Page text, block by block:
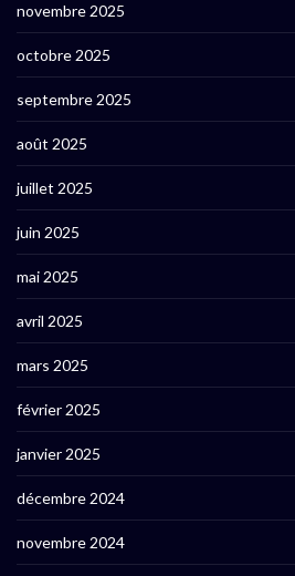
novembre 2025
octobre 2025
septembre 2025
août 2025
juillet 2025
juin 2025
mai 2025
avril 2025
mars 2025
février 2025
janvier 2025
décembre 2024
novembre 2024